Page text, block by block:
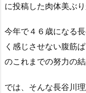
に投稿した肉体美ぶ
今年で４６歳になる
く感じさせない腹筋
のこれまでの努力の
では、そんな長谷川